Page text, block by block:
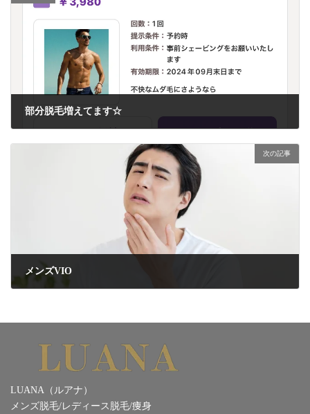
部分脱毛増えてます☆
次の記事
メンズVIO
LUANA（ルアナ）
メンズ脱毛/レディース脱毛/痩身